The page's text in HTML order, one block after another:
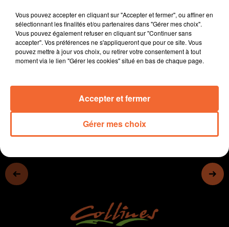
- La coordination Nord Deux-Sèvres du Téléthon
organise une soirée de remerciements vendredi à
Combrand.
- La salle Hespérida de Louzy espère une belle année
Vous pouvez accepter en cliquant sur "Accepter et fermer", ou affiner en
sélectionnant les finalités et/ou partenaires dans "Gérer mes choix".
Vous pouvez également refuser en cliquant sur "Continuer sans
accepter". Vos préférences ne s'appliqueront que pour ce site. Vous
pouvez mettre à jour vos choix, ou retirer votre consentement à tout
moment via le lien "Gérer les cookies" situé en bas de chaque page.
Gérer mes choix
Accepter et fermer